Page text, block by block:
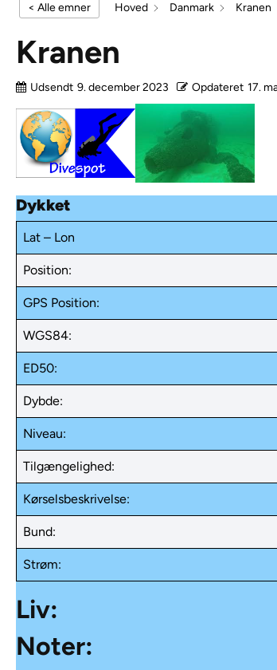
< Alle emner Hoved Danmark Kranen
Kranen
Udsendt 9. december 2023 Opdateret 17.
Dykket
Lat – Lon
Position:
GPS Position:
WGS84:
ED50:
Dybde:
Niveau:
Tilgængelighed:
Kørselsbeskrivelse:
Bund:
Strøm:
Liv:
Noter: